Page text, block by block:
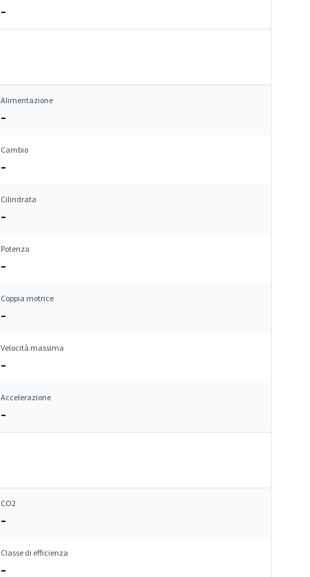
–
Alimentazione
–
Cambio
–
Cilindrata
–
Potenza
–
Coppia motrice
–
Velocità massima
–
Accelerazione
–
CO2
–
Classe di efficienza
–